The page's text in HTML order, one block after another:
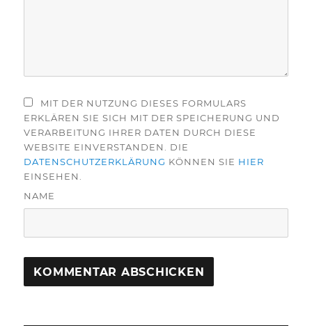
MIT DER NUTZUNG DIESES FORMULARS
ERKLÄREN SIE SICH MIT DER SPEICHERUNG UND
VERARBEITUNG IHRER DATEN DURCH DIESE
WEBSITE EINVERSTANDEN. DIE
DATENSCHUTZERKLÄRUNG KÖNNEN SIE HIER
EINSEHEN.
NAME